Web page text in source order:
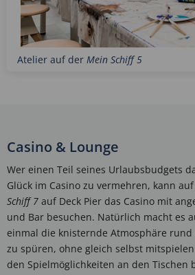
Atelier auf der Mein Schiff 5
Casino & Lounge
Wer einen Teil seines Urlaubsbudgets
Glück im Casino zu vermehren, kann auf
Schiff 7 auf Deck Pier das Casino mit
und Bar besuchen. Natürlich macht es
einmal die knisternde Atmosphäre
zu spüren, ohne gleich selbst
den Spielmöglichkeiten an den Tischen